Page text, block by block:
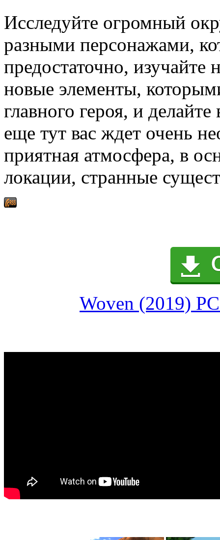
Исследуйте огромный
разными персонажами,
предостаточно, изучайте
новые элементы,
главного героя, и
еще тут вас ждет очень
приятная атмосфера, в
локации, странные
Woven (2019) PC